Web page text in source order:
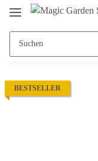
BESTSELLER